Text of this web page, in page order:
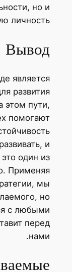
но и
личность.
Вывод
является
развития
этом пути,
помогают
и
один из
Применяя
мы
но
с любыми
перед
нами.